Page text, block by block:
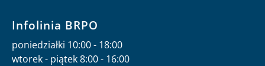
Infolinia BRPO
poniedziałki 10:00 - 18:00
wtorek - piątek 8:00 - 16:00